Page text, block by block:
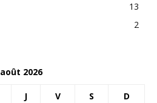
13
2
août 2026
J V S D